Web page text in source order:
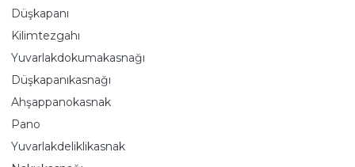
Düşkapanı
Kilimtezgahı
Yuvarlakdokumakasnağı
Düşkapanıkasnağı
Ahşappanokasnak
Pano
Yuvarlakdeliklikasnak